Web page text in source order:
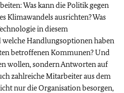
Was kann die Politik gegen
Klimawandels ausrichten? Was
in diesem
Handlungsoptionen haben
betroffenen Kommunen? Und
wollen, sondern Antworten auf
zahlreiche Mitarbeiter aus dem
nur die Organisation besorgen,